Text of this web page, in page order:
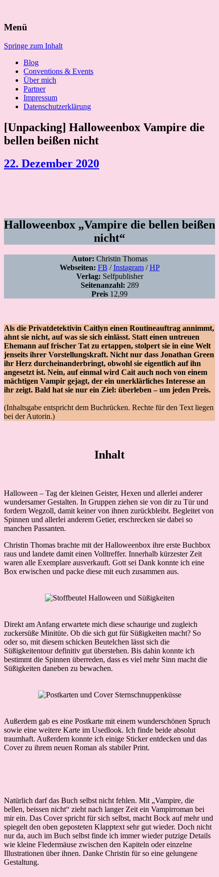
nach:
Menü
Springe zum Inhalt
Blog
Conventions & Events
Über mich
Partner
Impressum
Datenschutzerklärung
[Unpacking] Halloweenbox Vampire die
bellen beißen nicht
22. Dezember 2020
Halloweenbox „Vampire die bellen beißen
nicht“
Autor: Christin Thomas
Webseiten: FB /Instagram/HP
Verlag: Selfpublisher
Seitenanzahl: 289
Preis 12,99
Als die Privatdetektivin Caitlyn einen Routineauftrag annimmt,
ahnt sie nicht, auf was sie sich einlässt. Statt einen untreuen
Ehemann auf frischer Tat zu ertappen, stolpert sie in eine Welt
jenseits ihrer Vorstellungskraft. Nicht nur dass Jonathan Green
ihr Herz durcheinanderbringt, obwohl sie eigentlich auf ihn
angesetzt ist. Nein, auf einmal wird Cait auch noch von einem
mächtigen Vampir gejagt, der ein unerklärliches Interesse an
ihr zeigt. Bald hat sie nur ein Ziel: überleben – um jeden Preis.
(Inhaltsgabe entspricht dem Buchrücken. Rechte für den Text liegen
bei der Autorin.)
Inhalt
Halloween – Tag der kleinen Geister, Hexen und allerlei anderer
wundersamer Gestalten. In Gruppen ziehen sie von dir zu Tür und
fordern Wegzoll, damit keiner von ihnen zurückbleibt. Begleitet von
Spinnen und allerlei anderem Getier, erschrecken sie dabei so
manchen Passanten.
Christin Thomas brachte mit der Halloweenbox ihre erste Buchbox
raus und landete damit einen Volltreffer. Innerhalb kürzester Zeit
waren alle Exemplare ausverkauft. Gott sei Dank konnte ich eine
Box erwischen und packe diese mit euch zusammen aus.
Direkt am Anfang erwartete mich diese schaurige und zugleich
zuckersüße Minitüte. Ob die sich gut für Süßigkeiten macht? So
oder so, mit diesem schicken Beutelchen lässt sich die
Süßigkeitentour definitiv gut überstehen. Bis dahin konnte ich
bestimmt die Spinnen überreden, dass es viel mehr Sinn macht die
Süßigkeiten daneben zu bewachen.
Außerdem gab es eine Postkarte mit einem wunderschönen Spruch
sowie eine weitere Karte im Usedlook. Ich finde beide absolut
traumhaft. Außerdem konnte ich einige Sticker entdecken und das
Cover zu ihrem neuen Roman als stabiler Print.
Natürlich darf das Buch selbst nicht fehlen. Mit „Vampire, die
bellen, beissen nicht“ zieht nach langer Zeit ein Vampirroman bei
mir ein. Das Cover spricht für sich selbst, macht Bock auf mehr und
spiegelt den oben geposteten Klapptext sehr gut wieder. Doch nicht
nur da, auch im Buch selbst finde ich immer wieder putzige Details
wie kleine Fledermäuse zwischen den Kapiteln oder einzelne
Illustrationen über ihnen. Danke Christin für so eine gelungene
Gestaltung.